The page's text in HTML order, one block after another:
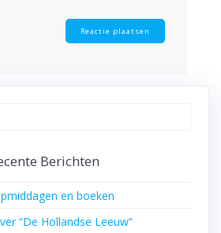
Berichten
en boeken
“De Hollandse Leeuw”